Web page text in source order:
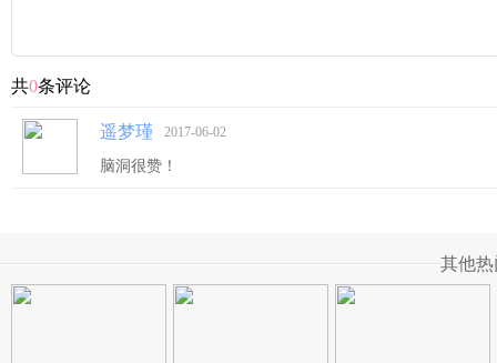
共0条评论
遥梦瑾 2017-06-02
脑洞很赞！
其他